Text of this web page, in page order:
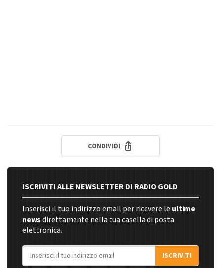
CONDIVIDI
ISCRIVITI ALLE NEWSLETTER DI RADIO GOLD
Inserisci il tuo indirizzo email per ricevere le ultime
newsdirettamente nella tua casella di posta
elettronica.
Indirizzo email
ISCRIVITI